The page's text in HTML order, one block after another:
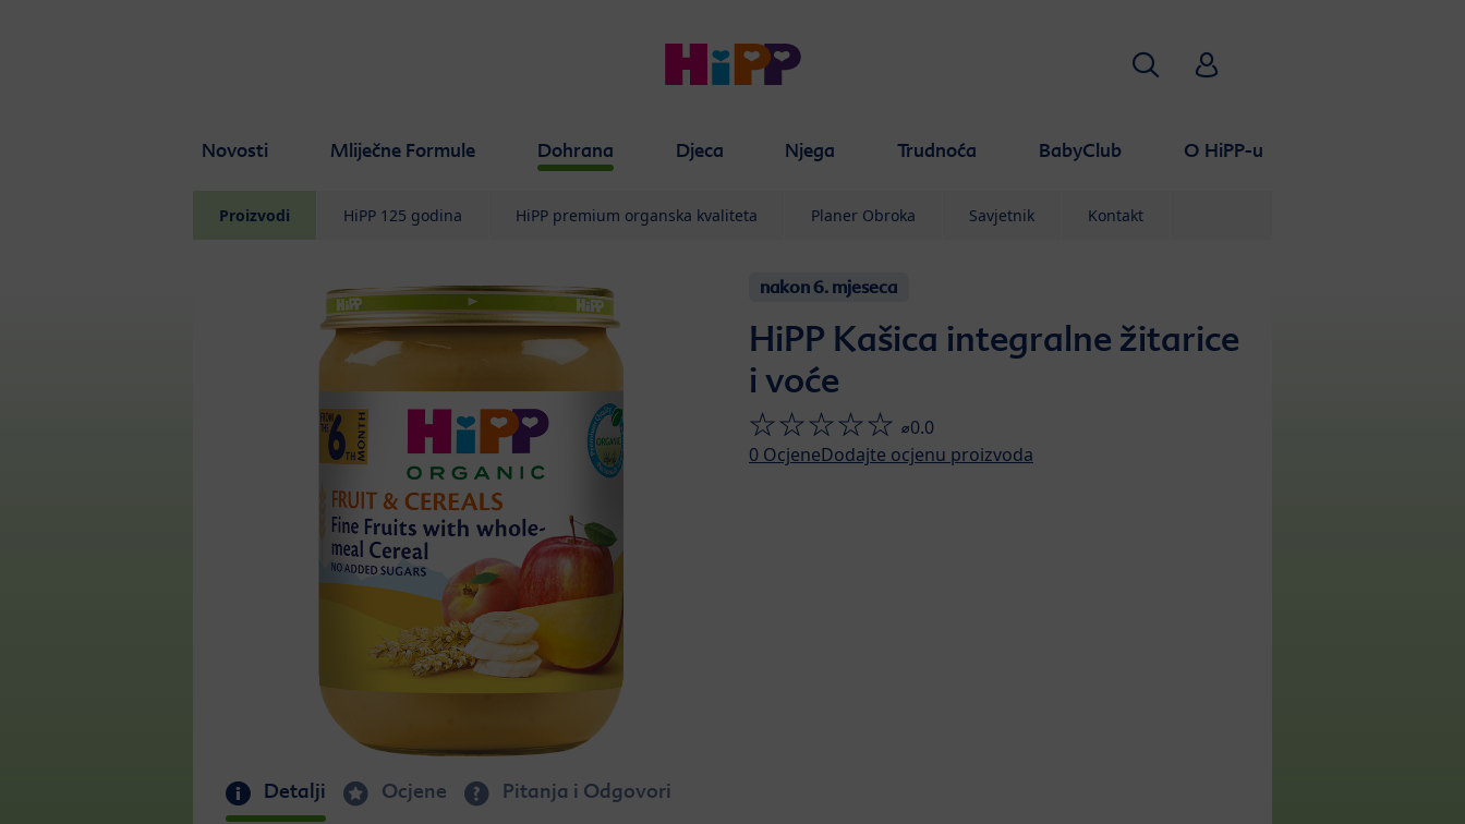
Novosti Mliječne Formule Dohrana Djeca Njega Trudnoća BabyClub O HiPP-u
Traži HiPP Babyclub
Proizvodi HiPP 125 godina HiPP premium organska kvaliteta Planer Obroka Savjetnik Kontakt
nakon 6. mjeseca
HiPP Kašica integralne žitarice
i voće
⌀0.0
0 OcjeneDodajte ocjenu proizvoda
Detalji Ocjene Pitanja i Odgovori